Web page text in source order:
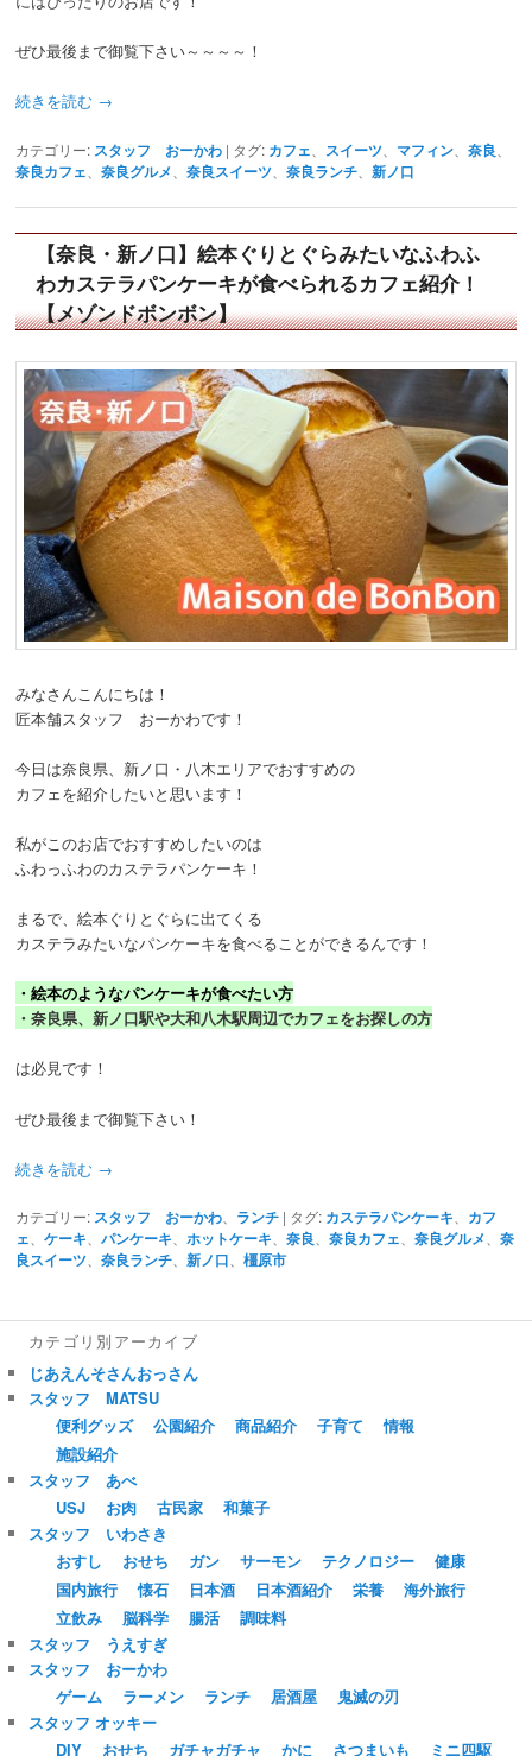
ぜひ最後まで御覧下さい～～～～！
続きを読む →
カテゴリー: スタッフ おーかわ | タグ: カフェ スイーツ マフィン 、奈良
奈良カフェ 、奈良グルメ 、奈良スイーツ 、奈良ランチ 、新ノ口
【奈良・新ノ口】絵本ぐりとぐらみたいなふわふ
わカステラパンケーキが食べられるカフェ紹介！
【メゾンドボンボン】
みなさんこんにちは！
匠本舗スタッフ おーかわです！
今日は奈良県、新ノ口・八木エリアでおすすめの
カフェを紹介したいと思います！
私がこのお店でおすすめしたいのは
ふわっふわのカステラパンケーキ！
まるで、絵本ぐりとぐらに出てくる
カステラみたいなパンケーキを食べることができるんです！
・絵本のようなパンケーキが食べたい方
・奈良県、新ノ口駅や大和八木駅周辺でカフェをお探しの方
は必見です！
ぜひ最後まで御覧下さい！
続きを読む →
カテゴリー: スタッフ おーかわ ランチ | タグ: カステラパンケーキ
カフ
ェ 、ケーキ 、パンケーキ 、ホットケーキ 、奈良 、奈良カフェ 、奈良グルメ 、奈
良スイーツ 、奈良ランチ 、新ノ口 、橿原市
カテゴリ別アーカイブ
じあえんそさんおっさん
スタッフ MATSU
便利グッズ
公園紹介 商品紹介 子育て
情報
施設紹介
スタッフ あべ
USJ
お肉 古民家
和菓子
スタッフ いわさき
おすし
おせち ガン サーモン テクノロジー
健康
国内旅行
懐石 日本酒 日本酒紹介 栄養
海外旅行
立飲み
脳科学 腸活
調味料
スタッフ うえすぎ
スタッフ おーかわ
ゲーム
ラーメン ランチ 居酒屋
鬼滅の刃
スタッフ オッキー
DIY
おせち ガチャガチャ かに さつまいも ミニ四駆